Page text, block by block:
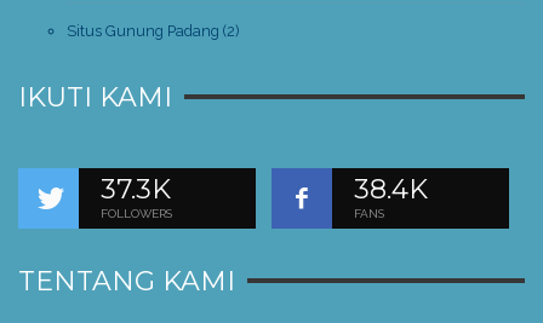
Situs Gunung Padang (2)
IKUTI KAMI
37.3K
FOLLOWERS
38.4K
FANS
TENTANG KAMI